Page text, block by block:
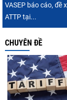
VASEP báo cáo, đề
ATTP tại...
CHUYÊN ĐỀ